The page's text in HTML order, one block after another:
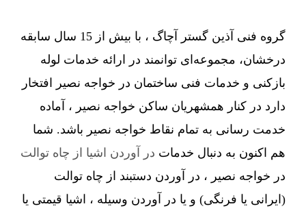
گروه فنی آذین گستر آچاگ ، با بیش از 15 سال سابقه
درخشان، مجموعه‌ای توانمند در ارائه خدمات لوله
بازکنی و خدمات فنی ساختمان در خواجه نصیر افتخار
دارد در کنار همشهریان ساکن خواجه نصیر ، آماده
خدمت رسانی به تمام نقاط خواجه نصیر باشد. شما
هم اکنون به دنبال خدمات در آوردن اشیا از چاه توالت
در خواجه نصیر ، در آوردن دستبند از چاه توالت
(ایرانی یا فرنگی) و یا در آوردن وسیله ، اشیا قیمتی یا